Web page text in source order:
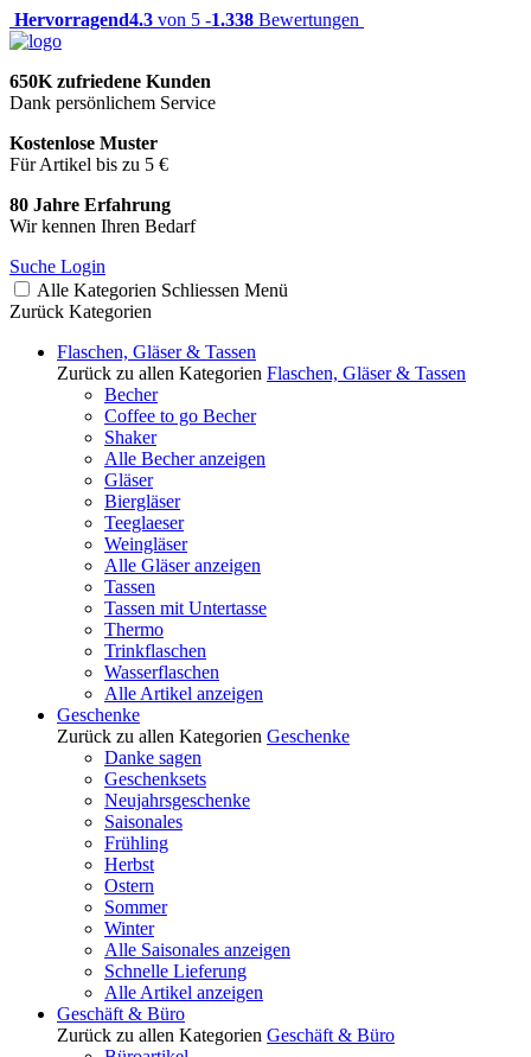
Hervorragend4.3 von 5 -1.338 Bewertungen
650K zufriedene Kunden
Dank persönlichem Service
Kostenlose Muster
Für Artikel bis zu 5 €
80 Jahre Erfahrung
Wir kennen Ihren Bedarf
Suche Login
Alle Kategorien Schliessen Menü
Zurück Kategorien
Flaschen, Gläser & Tassen
Zurück zu allen Kategorien Flaschen, Gläser & Tassen
Becher
Coffee to go Becher
Shaker
Alle Becher anzeigen
Gläser
Biergläser
Teeglaeser
Weingläser
Alle Gläser anzeigen
Tassen
Tassen mit Untertasse
Thermo
Trinkflaschen
Wasserflaschen
Alle Artikel anzeigen
Geschenke
Zurück zu allen Kategorien Geschenke
Danke sagen
Geschenksets
Neujahrsgeschenke
Saisonales
Frühling
Herbst
Ostern
Sommer
Winter
Alle Saisonales anzeigen
Schnelle Lieferung
Alle Artikel anzeigen
Geschäft & Büro
Zurück zu allen Kategorien Geschäft & Büro